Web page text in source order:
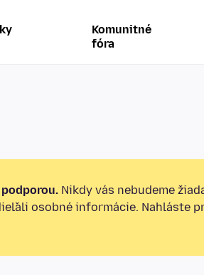
Komunitné
fóra
Nikdy vás nebudeme
osobné informácie. Nahláste